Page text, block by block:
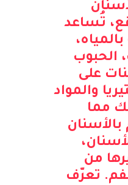
تُساعد
الحبوب
على
والمواد
مما
بالأسنان
من
تعرّف